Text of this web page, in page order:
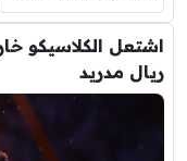
اشتعل الكلاسيكو
ريال مدريد